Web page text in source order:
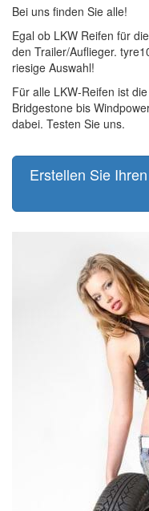
Bei uns finden Sie alle!
Egal ob LKW Reifen für
den Trailer/Auflieger.
riesige Auswahl!
Für alle LKW-Reifen ist
Bridgestone bis
dabei. Testen Sie uns.
Erstellen Sie